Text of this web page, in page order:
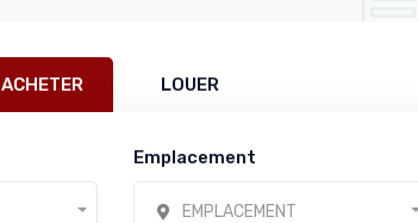
ACHETER LOUER
Emplacement
EMPLACEMENT